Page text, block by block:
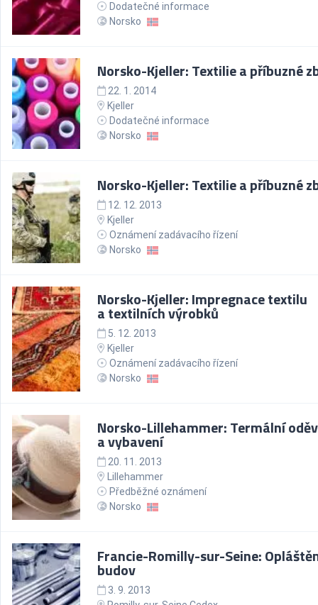
Dodatečné informace
Norsko
Norsko-Kjeller: Textilie a příbuzné
22. 1. 2014
Kjeller
Dodatečné informace
Norsko
Norsko-Kjeller: Textilie a příbuzné
12. 12. 2013
Kjeller
Oznámení zadávacího řízení
Norsko
Norsko-Kjeller: Impregnace textilu
a textilních výrobků
5. 12. 2013
Kjeller
Oznámení zadávacího řízení
Norsko
Norsko-Lillehammer: Termální
a vybavení
20. 11. 2013
Lillehammer
Předběžné oznámení
Norsko
Francie-Romilly-sur-Seine:
budov
3. 9. 2013